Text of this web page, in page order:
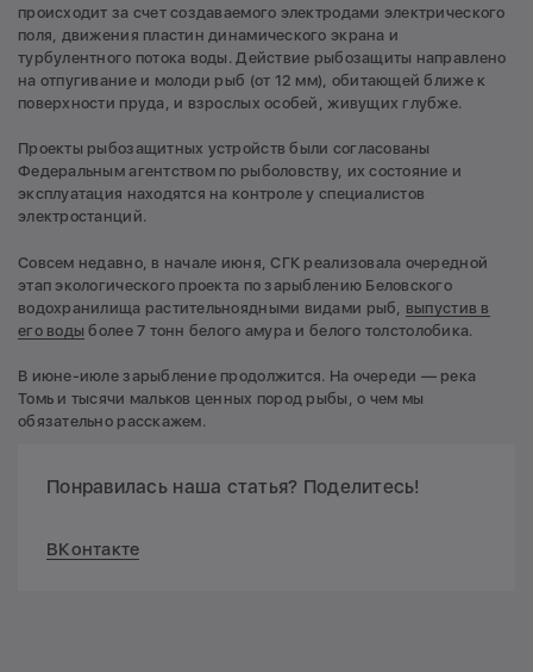
происходит за счет создаваемого электродами электрического
поля, движения пластин динамического экрана и
турбулентного потока воды. Действие рыбозащиты направлено
на отпугивание и молоди рыб (от 12 мм), обитающей ближе к
поверхности пруда, и взрослых особей, живущих глубже.
Проекты рыбозащитных устройств были согласованы
Федеральным агентством по рыболовству, их состояние и
эксплуатация находятся на контроле у специалистов
электростанций.
Совсем недавно, в начале июня, СГК реализовала очередной
этап экологического проекта по зарыблению Беловского
водохранилища растительноядными видами рыб, выпустив в
его воды более 7 тонн белого амура и белого толстолобика.
В июне-июле зарыбление продолжится. На очереди — река
Томь и тысячи мальков ценных пород рыбы, о чем мы
обязательно расскажем.
Понравилась наша статья? Поделитесь!
ВКонтакте